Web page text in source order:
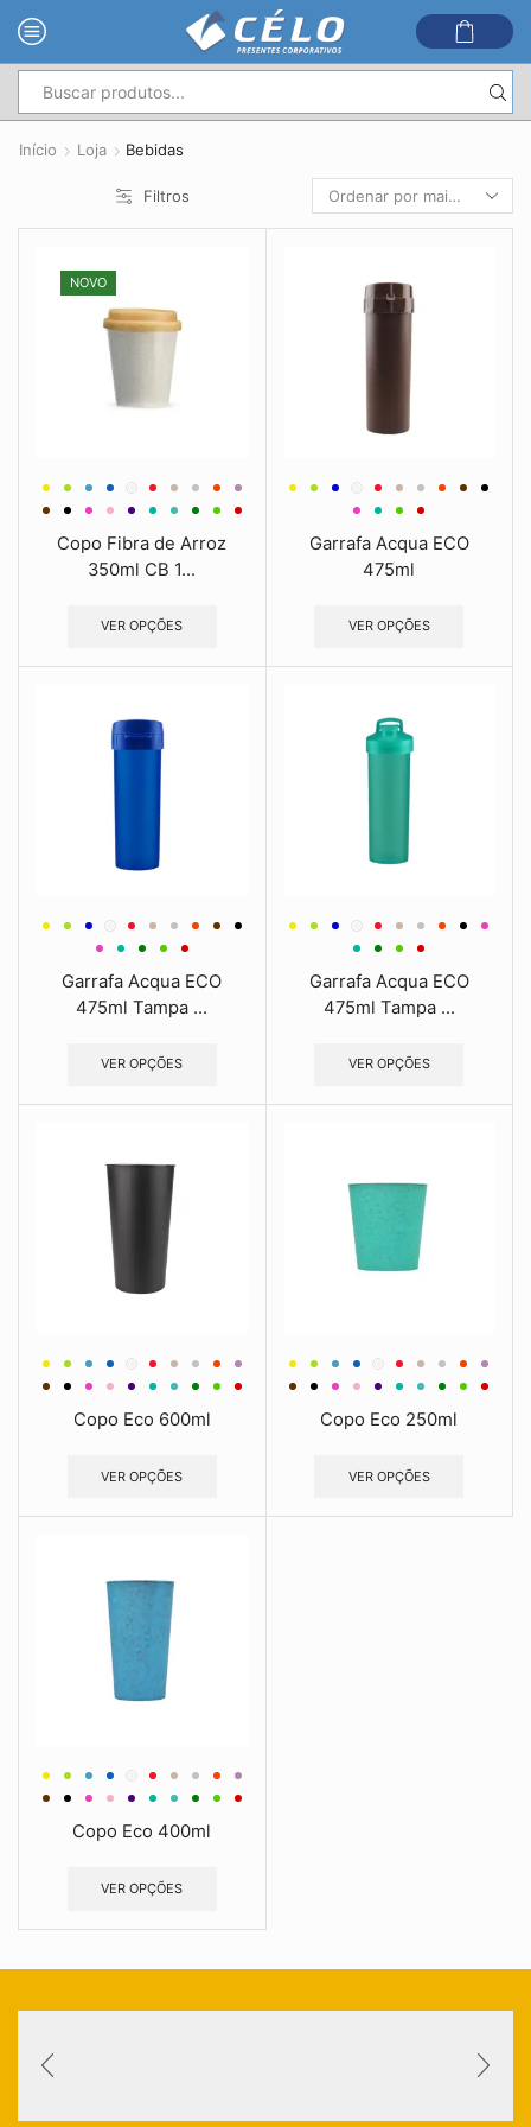
de
Início Loja Bebidas
Filtros
NOVO
Copo Fibra de Arroz
350ml CB 1...
VER OPÇÕES
Garrafa Acqua ECO
475ml
VER OPÇÕES
Garrafa Acqua ECO
475ml Tampa ...
VER OPÇÕES
Garrafa Acqua ECO
475ml Tampa ...
VER OPÇÕES
Copo Eco 600ml
VER OPÇÕES
Copo Eco 250ml
VER OPÇÕES
Copo Eco 400ml
VER OPÇÕES